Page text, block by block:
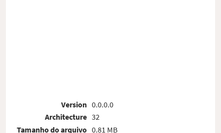
Version
Architecture
Tamanho do arquivo
0.0.0.0
32
0.81 MB